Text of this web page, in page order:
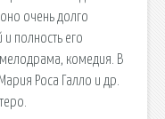
очень долго
и полность его
комедия. В
Роса Галло и др.